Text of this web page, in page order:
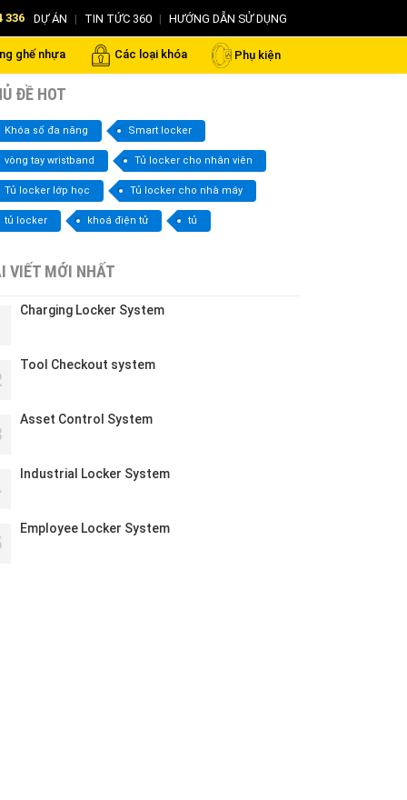
336 DỰ ÁN | TIN TỨC 360 | HƯỚNG DẪN SỬ DỤNG
ghế nhựa Các loại khóa Phụ kiện
ĐỀ HOT
Khóa số đa năng Smart locker
vòng tay wristband Tủ locker cho nhân viên
Tủ locker lớp học Tủ locker cho nhà máy
tủ locker khoá điện tử tủ
VIẾT MỚI NHẤT
Charging Locker System
Tool Checkout system
Asset Control System
Industrial Locker System
Employee Locker System